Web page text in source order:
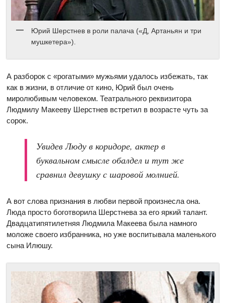
Юрий Шерстнев в роли палача («Д, Артаньян и три
мушкетера»).
А разборок с «рогатыми» мужьями удалось избежать, так
как в жизни, в отличие от кино, Юрий был очень
миролюбивым человеком. Театрального реквизитора
Людмилу Макееву Шерстнев встретил в возрасте чуть за
сорок.
Увидев Люду в коридоре, актер в
буквальном смысле обалдел и тут же
сравнил девушку с шаровой молнией.
А вот слова признания в любви первой произнесла она.
Люда просто боготворила Шерстнева за его яркий талант.
Двадцатипятилетняя Людмила Макеева была намного
моложе своего избранника, но уже воспитывала маленького
сына Илюшу.